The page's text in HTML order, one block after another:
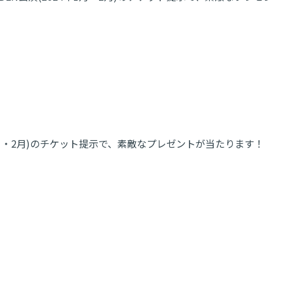
2月)のチケット提示で、素敵なプレゼントが当たります！